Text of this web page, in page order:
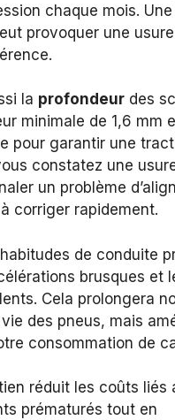
chaque mois.
provoquer une
la profondeur des
minimale de 1,6 mm
pour garantir une
constatez une
un problème
corriger rapidement.
de conduite
brusques et
Cela prolongera
des pneus, mais
consommation de
réduit les coûts liés
prématurés tout en